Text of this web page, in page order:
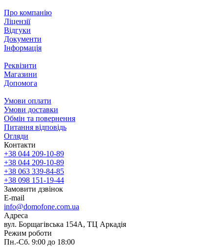
Про компанію
Ліцензії
Відгуки
Документи
Інформація
Реквізити
Магазини
Допомога
Умови оплати
Умови доставки
Обмін та повернення
Питання відповідь
Огляди
Контакти
+38 044 209-10-89
+38 044 209-10-89
+38 063 339-84-85
+38 098 151-19-44
Замовити дзвінок
E-mail
info@domofone.com.ua
Адреса
вул. Борщагівська 154А, ТЦ Аркадія
Режим роботи
Пн.-Сб. 9:00 до 18:00